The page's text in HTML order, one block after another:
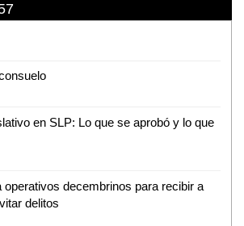
en SLP: Lo que se aprobó y lo que
operativos decembrinos para recibir a
delitos